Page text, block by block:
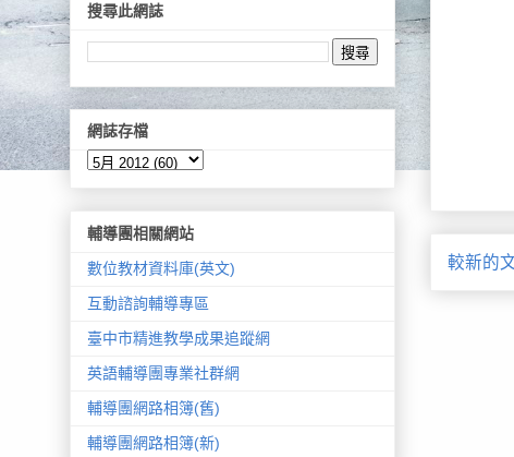
較新的
搜尋此網誌
網誌存檔
輔導團相關網站
數位教材資料庫(英文)
互動諮詢輔導專區
臺中市精進教學成果追蹤網
英語輔導團專業社群網
輔導團網路相簿(舊)
輔導團網路相簿(新)